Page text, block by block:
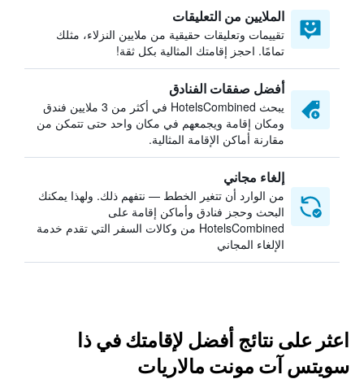
الملايين من التعليقات
تقييمات وتعليقات حقيقية من ملايين النزلاء، مثلك
تمامًا. احجز إقامتك المثالية بكل ثقة!
أفضل صفقات الفنادق
يبحث HotelsCombined في أكثر من 3 ملايين فندق
ومكان إقامة ويجمعهم في مكان واحد حتى تتمكن من
مقارنة أماكن الإقامة المثالية.
إلغاء مجاني
من الوارد أن تتغير الخطط — نتفهم ذلك. ولهذا يمكنك
البحث وحجز فنادق وأماكن إقامة على
HotelsCombined من وكالات السفر التي تقدم خدمة
الإلغاء المجاني
اعثر على نتائج أفضل لإقامتك في ذا
سويتس آت مونت مالاريات